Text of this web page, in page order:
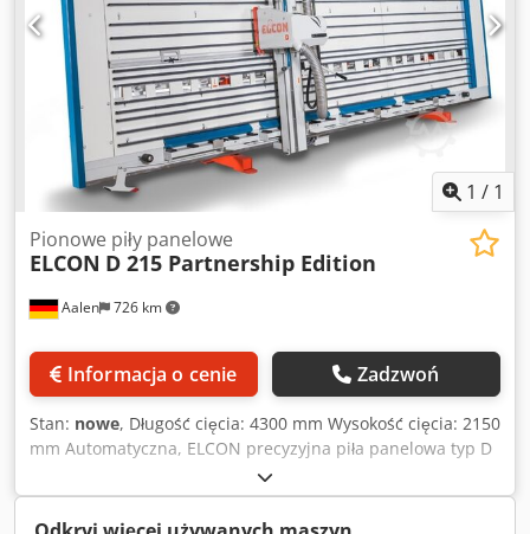
1 / 1
Aalen 726 km
Pionowe piły panelowe
ELCON D 215 Partnership Edition
Informacja o cenie Zadzwoń
Stan: nowe, Długość cięcia: 4300 mm Wysokość cięcia: 2150
mm Automatyczna, ELCON precyzyjna piła panelowa typ D
215 ----- Wysokość cięcia: pionowa 2.150 mm, pozioma
2.100 mm Długość cięcia: 4.300 mm ----- Opis techniczny:
Głębokość cięcia: maks. 60 mm Występ tarczy za płytą: